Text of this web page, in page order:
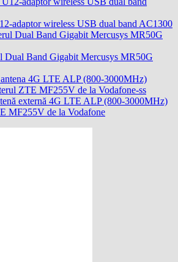
adaptor wireless USB dual band AC1300
Dual Band Gigabit Mercusys MR50G
externă 4G LTE ALP (800-3000MHz)
MF255V de la Vodafone